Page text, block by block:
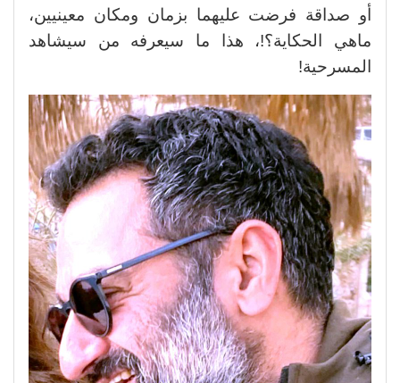
أو صداقة فرضت عليهما بزمان ومكان معينيين،
ماهي الحكاية؟!، هذا ما سيعرفه من سيشاهد
المسرحية!